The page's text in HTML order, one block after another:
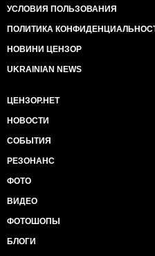
УСЛОВИЯ ПОЛЬЗОВАНИЯ
ПОЛИТИКА
НОВИНИ ЦЕНЗОР
UKRAINIAN NEWS
ЦЕНЗОР.НЕТ
НОВОСТИ
СОБЫТИЯ
РЕЗОНАНС
ФОТО
ВИДЕО
ФОТОШОПЫ
БЛОГИ